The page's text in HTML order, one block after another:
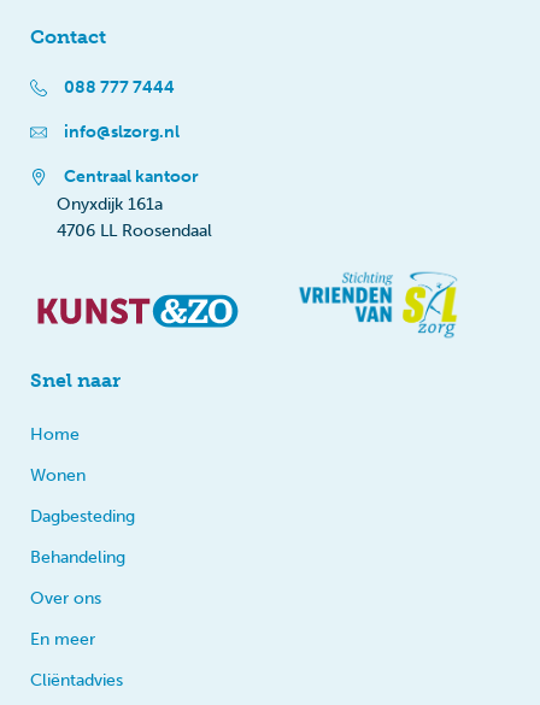
Contact
088 777 7444
info@slzorg.nl
Centraal kantoor
Onyxdijk 161a
4706 LL Roosendaal
Snel naar
Home
Wonen
Dagbesteding
Behandeling
Over ons
En meer
Cliëntadvies